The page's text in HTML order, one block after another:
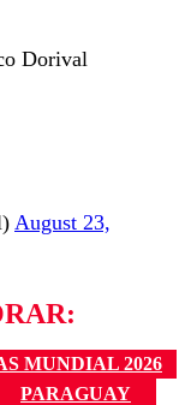
Dorival
August 23,
MUNDIAL 2026
PARAGUAY